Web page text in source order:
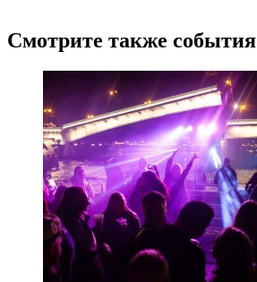
Смотрите также события